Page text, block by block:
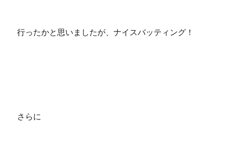
行ったかと思いましたが、ナイスバッティング！
さらに